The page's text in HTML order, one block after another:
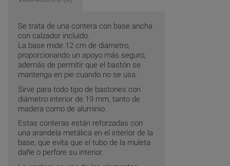
Se trata de una contera con base ancha
con calzador incluido.
La base mide 12 cm de diámetro,
proporcionando un apoyo más seguro,
además de permitir que el bastón se
mantenga en pie cuando no se usa.
Sirve para todo tipo de bastones con
diámetro interior de 19 mm, tanto de
madera como de aluminio.
Estas conteras están reforzadas con
una arandela metálica en el interior de la
base, que evita que el tubo de la muleta
dañe o perfore su interior.